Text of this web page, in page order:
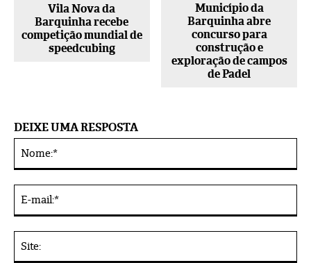
Vila Nova da
Barquinha recebe
competição mundial de
speedcubing
Município da
Barquinha abre
concurso para
construção e
exploração de campos
de Padel
DEIXE UMA RESPOSTA